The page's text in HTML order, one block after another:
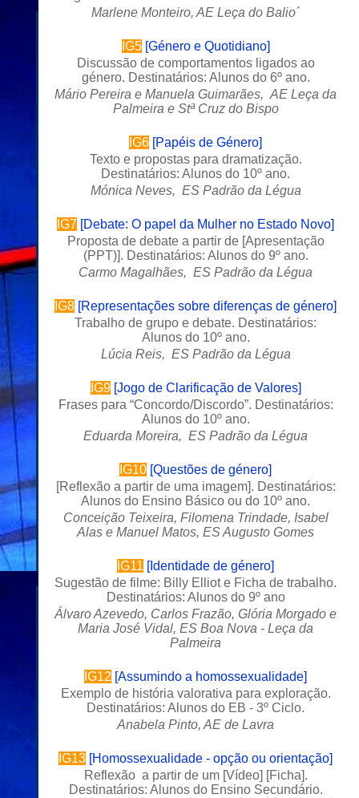
Marlene Monteiro, AE Leça do Balio´
IG5 [Género e Quotidiano]
Discussão de comportamentos ligados ao
género. Destinatários: Alunos do 6º ano.
Mário Pereira e Manuela Guimarães, AE Leça da
Palmeira e Stª Cruz do Bispo
IG6 [Papéis de Género]
Texto e propostas para dramatização.
Destinatários: Alunos do 10º ano.
Mónica Neves, ES Padrão da Légua
IG7 [Debate: O papel da Mulher no Estado Novo]
Proposta de debate a partir de [Apresentação
(PPT)]. Destinatários: Alunos do 9º ano.
Carmo Magalhães, ES Padrão da Légua
IG8 [Representações sobre diferenças de género]
Trabalho de grupo e debate. Destinatários:
Alunos do 10º ano.
Lúcia Reis, ES Padrão da Légua
IG9 [Jogo de Clarificação de Valores]
Frases para “Concordo/Discordo”. Destinatários:
Alunos do 10º ano.
Eduarda Moreira, ES Padrão da Légua
IG10 [Questões de género]
[Reflexão a partir de uma imagem]. Destinatários:
Alunos do Ensino Básico ou do 10º ano.
Conceição Teixeira, Filomena Trindade, Isabel
Alas e Manuel Matos, ES Augusto Gomes
IG11 [Identidade de género]
Sugestão de filme: Billy Elliot e Ficha de trabalho.
Destinatários: Alunos do 9º ano
Álvaro Azevedo, Carlos Frazão, Glória Morgado e
Maria José Vidal, ES Boa Nova - Leça da
Palmeira
IG12 [Assumindo a homossexualidade]
Exemplo de história valorativa para exploração.
Destinatários: Alunos do EB - 3º Ciclo.
Anabela Pinto, AE de Lavra
IG13 [Homossexualidade - opção ou orientação]
Reflexão a partir de um [Vídeo] [Ficha].
Destinatários: Alunos do Ensino Secundário.